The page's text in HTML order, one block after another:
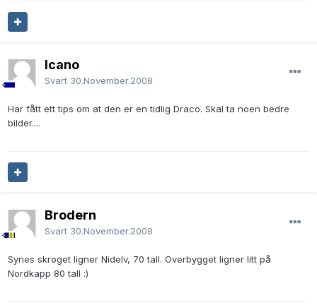
Icano
Svart 30.November.2008
Har fått ett tips om at den er en tidlig Draco. Skal ta noen bedre
bilder....
Brodern
Svart 30.November.2008
Synes skroget ligner Nidelv, 70 tall. Overbygget ligner litt på
Nordkapp 80 tall :)